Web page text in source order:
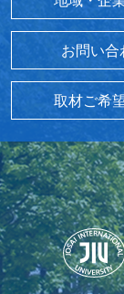
お問い合
取材ご希